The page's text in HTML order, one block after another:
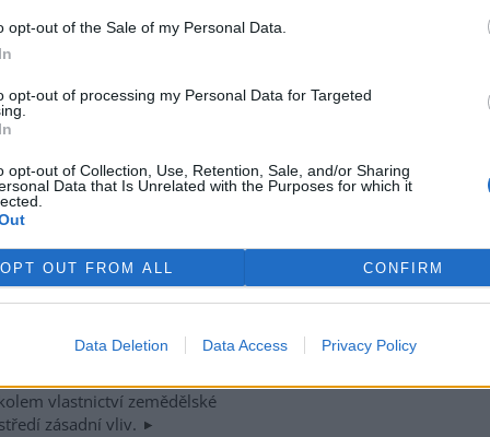
opt-out of the Sale of my Personal Data.
opt-out of processing my Personal Data for Targeted
opt-out of Collection, Use, Retention, Sale, and/or Sharing
Data that Is Unrelated with the Purposes for which it
OPT OUT FROM ALL CONFIRM
Data Deletion Data Access Privacy Policy
novému vedení MŽP
přírody
farmy významně ovlivňují
a jejich majitelé přistupují
přírody racionálně s
na plánované předání
praxi dokáží sedláci rozlišit
přírody. Během
prostředí (MŽP) představili
zemědělství ČR (ASZ ČR)
jako je ochrana
na přemnožení hraboše
Účastníci jednání
vlastnictví zemědělské
zásadní vliv.